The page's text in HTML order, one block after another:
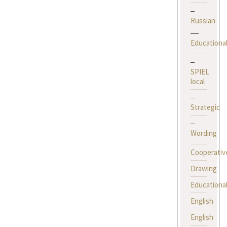
Russian
Educational
SPIEL
local
Strategic
Wording
Drawing
Educational
English
English